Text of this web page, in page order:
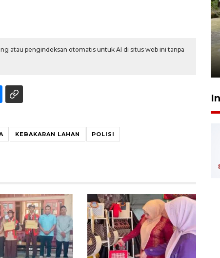
atau pengindeksan otomatis untuk AI di situs web ini tanpa
KEBAKARAN LAHAN POLISI
E. coli